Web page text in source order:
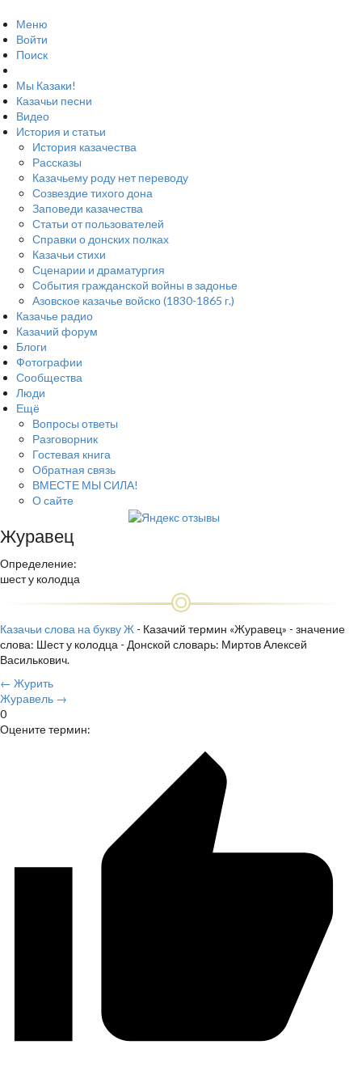
Меню
Войти
Поиск
Мы Казаки!
Казачьи песни
Видео
История и статьи
История казачества
Рассказы
Казачьему роду нет переводу
Созвездие тихого дона
Заповеди казачества
Статьи от пользователей
Справки о донских полках
Казачьи стихи
Сценарии и драматургия
События гражданской войны в задонье
Азовское казачье войско (1830-1865 г.)
Казачье радио
Казачий форум
Блоги
Фотографии
Сообщества
Люди
Ещё
Вопросы ответы
Разговорник
Гостевая книга
Обратная связь
ВМЕСТЕ МЫ СИЛА!
О сайте
Журавец
Определение:
шест у колодца
Казачьи слова на букву Ж - Казачий термин «Журавец» - значение
слова: Шест у колодца - Донской словарь: Миртов Алексей
Василькович.
← Журить
Журавель →
0
Оцените термин: